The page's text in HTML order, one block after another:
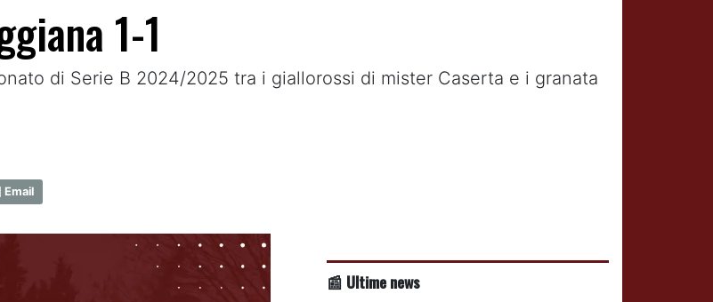
1-1
di Serie B 2024/2025 tra i giallorossi di mister Caserta e i granata
Email
📰 Ultime news